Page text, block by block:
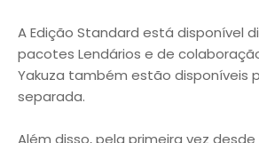
A Edição Standard está disponível
pacotes Lendários e de
Yakuza também estão disponíveis
separada.
Além disso, pela primeira vez desde